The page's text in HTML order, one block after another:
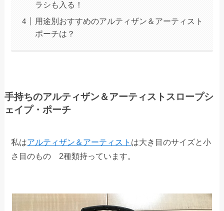
ラシも入る！
用途別おすすめのアルティザン＆アーティスト
ポーチは？
手持ちのアルティザン＆アーティストスロープシ
ェイプ・ポーチ
私はアルティザン＆アーティスト は大き目のサイズと小
さ目のもの 2種類持っています。